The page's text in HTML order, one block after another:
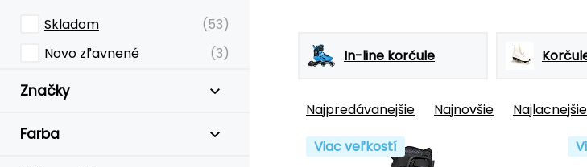
Skladom
(53)
Novo zľavnené
(3)
Značky
Farba
In-line korčule
Najpredávanejšie Najnovšie Najlacnejšie
Viac veľkostí